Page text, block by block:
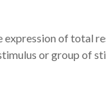
expression of total
or group of